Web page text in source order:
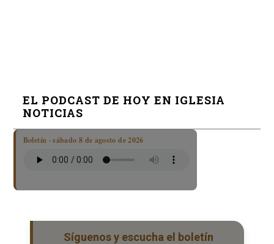
EL PODCAST DE HOY EN IGLESIA
NOTICIAS
Boletín · sábado 8 de agosto de 2026
Síguenos y escucha el boletín